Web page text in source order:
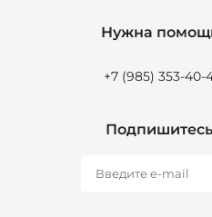
Нужна
+7 (985) 353-40-